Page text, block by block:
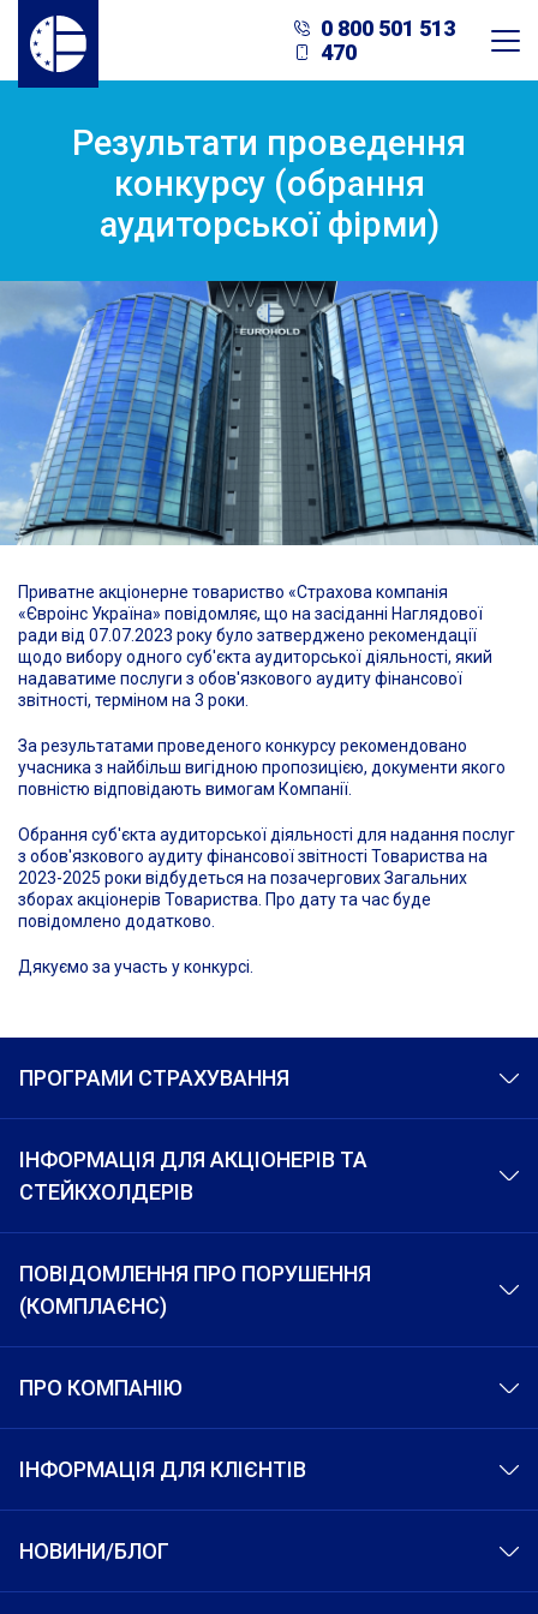
0 800 501 513
470
Результати проведення
конкурсу (обрання
аудиторської фірми)
Приватне акціонерне товариство «Страхова компанія
«Євроінс Україна» повідомляє, що на засіданні Наглядової
ради від 07.07.2023 року було затверджено рекомендації
щодо вибору одного суб'єкта аудиторської діяльності, який
надаватиме послуги з обов'язкового аудиту фінансової
звітності, терміном на 3 роки.
За результатами проведеного конкурсу рекомендовано
учасника з найбільш вигідною пропозицією, документи якого
повністю відповідають вимогам Компанії.
Обрання суб'єкта аудиторської діяльності для надання послуг
з обов'язкового аудиту фінансової звітності Товариства на
2023-2025 роки відбудеться на позачергових Загальних
зборах акціонерів Товариства. Про дату та час буде
повідомлено додатково.
Дякуємо за участь у конкурсі.
ПРОГРАМИ СТРАХУВАННЯ
ІНФОРМАЦІЯ ДЛЯ АКЦІОНЕРІВ ТА
СТЕЙКХОЛДЕРІВ
ПОВІДОМЛЕННЯ ПРО ПОРУШЕННЯ
(КОМПЛАЄНС)
ПРО КОМПАНІЮ
ІНФОРМАЦІЯ ДЛЯ КЛІЄНТІВ
НОВИНИ/БЛОГ